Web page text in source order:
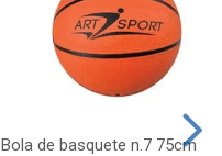
Bola de basquete n.7 75cm